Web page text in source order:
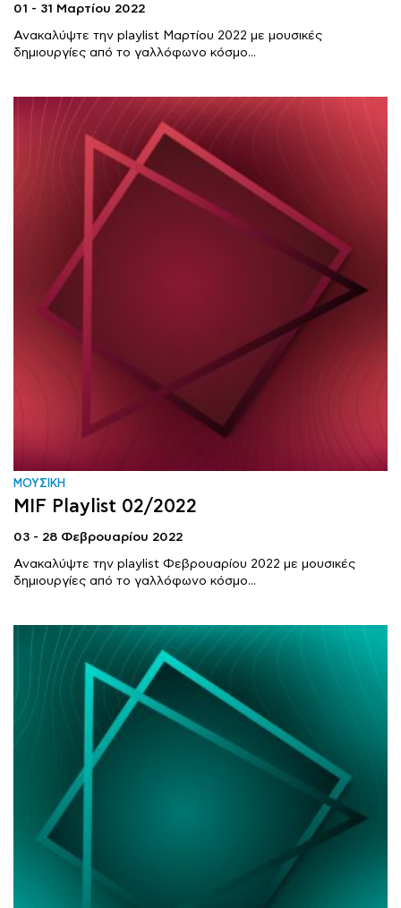
01 - 31 Μαρτίου 2022
Ανακαλύψτε την playlist Μαρτίου 2022 με μουσικές
δημιουργίες από το γαλλόφωνο κόσμο...
ΜΟΥΣΙΚΗ
MIF Playlist 02/2022
03 - 28 Φεβρουαρίου 2022
Ανακαλύψτε την playlist Φεβρουαρίου 2022 με μουσικές
δημιουργίες από το γαλλόφωνο κόσμο...